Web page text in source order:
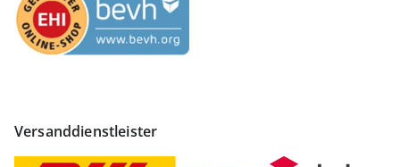
Versanddienstleister